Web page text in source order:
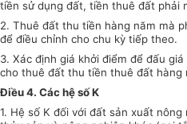
tiền sử dụng đất, tiền thuê đất phải
2. Thuê đất thu tiền hàng năm mà
để điều chỉnh cho chu kỳ tiếp theo.
3. Xác định giá khởi điểm để đấu
cho thuê đất thu tiền thuê đất hàng
Điều 4. Các hệ số K
1. Hệ số K đối với đất sản xuất